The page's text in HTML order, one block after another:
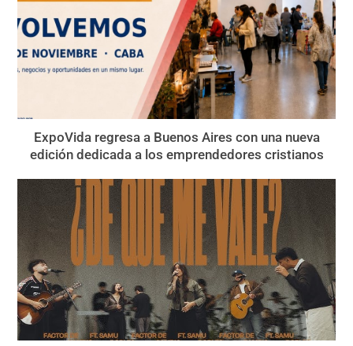
ExpoVida regresa a Buenos Aires con una nueva
edición dedicada a los emprendedores cristianos